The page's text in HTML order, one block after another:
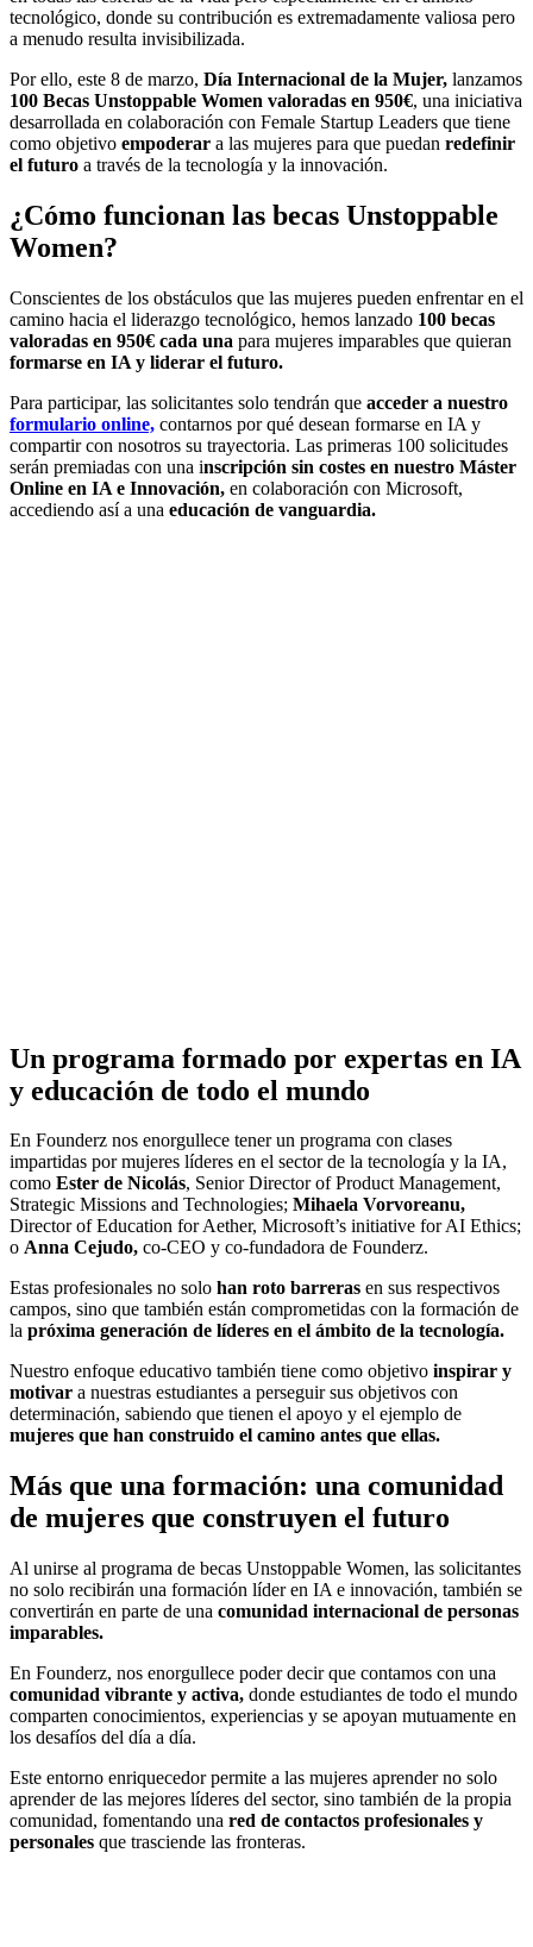
tecnológico, donde su contribución es extremadamente valiosa pero
a menudo resulta invisibilizada.
Por ello, este 8 de marzo, Día Internacional de la Mujer, lanzamos
100 Becas Unstoppable Women valoradas en 950€, una iniciativa
desarrollada en colaboración con Female Startup Leaders que tiene
como objetivo empoderar a las mujeres para que puedan redefinir
el futuro a través de la tecnología y la innovación.
¿Cómo funcionan las becas Unstoppable
Women?
Conscientes de los obstáculos que las mujeres pueden enfrentar en el
camino hacia el liderazgo tecnológico, hemos lanzado 100 becas
valoradas en 950€ cada una para mujeres imparables que quieran
formarse en IA y liderar el futuro.
Para participar, las solicitantes solo tendrán que acceder a nuestro
formulario online, contarnos por qué desean formarse en IA y
compartir con nosotros su trayectoria. Las primeras 100 solicitudes
serán premiadas con una inscripción sin costes en nuestro Máster
Online en IA e Innovación, en colaboración con Microsoft,
accediendo así a una educación de vanguardia.
Un programa formado por expertas en IA
y educación de todo el mundo
En Founderz nos enorgullece tener un programa con clases
impartidas por mujeres líderes en el sector de la tecnología y la IA,
como Ester de Nicolás, Senior Director of Product Management,
Strategic Missions and Technologies; Mihaela Vorvoreanu,
Director of Education for Aether, Microsoft’s initiative for AI Ethics;
o Anna Cejudo, co-CEO y co-fundadora de Founderz.
Estas profesionales no solo han roto barreras en sus respectivos
campos, sino que también están comprometidas con la formación de
la próxima generación de líderes en el ámbito de la tecnología.
Nuestro enfoque educativo también tiene como objetivo inspirar y
motivar a nuestras estudiantes a perseguir sus objetivos con
determinación, sabiendo que tienen el apoyo y el ejemplo de
mujeres que han construido el camino antes que ellas.
Más que una formación: una comunidad
de mujeres que construyen el futuro
Al unirse al programa de becas Unstoppable Women, las solicitantes
no solo recibirán una formación líder en IA e innovación, también se
convertirán en parte de una comunidad internacional de personas
imparables.
En Founderz, nos enorgullece poder decir que contamos con una
comunidad vibrante y activa, donde estudiantes de todo el mundo
comparten conocimientos, experiencias y se apoyan mutuamente en
los desafíos del día a día.
Este entorno enriquecedor permite a las mujeres aprender no solo
aprender de las mejores líderes del sector, sino también de la propia
comunidad, fomentando una red de contactos profesionales y
personales que trasciende las fronteras.